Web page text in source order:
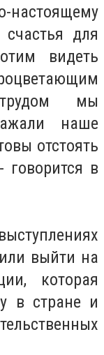
для
видеть
мы
наше
отстоять
в
выйти на
которая
в стране и